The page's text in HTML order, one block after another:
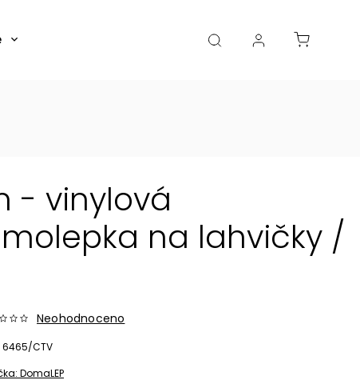
Boxy, dózy, kořenky, skleničky Akce
- vinylová
na lahvičky /
DomaLEP
Neohodnoceno
6465/CTV